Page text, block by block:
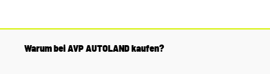
Warum bei AVP AUTOLAND kaufen?